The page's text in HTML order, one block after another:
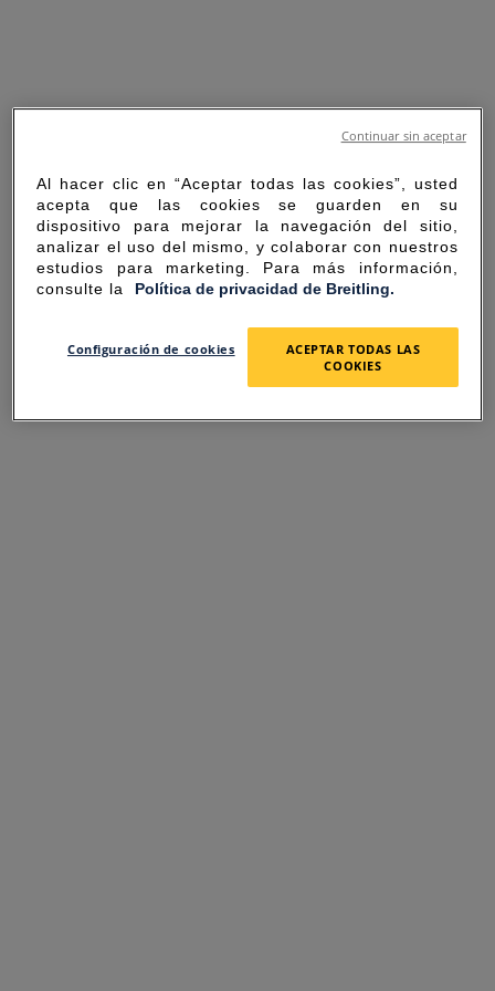
SORRY FOR THE
INCONVENIENCE
Al hacer clic en “Aceptar todas las cookies”, usted
acepta que las cookies se guarden en su
dispositivo para mejorar la navegación del sitio,
analizar el uso del mismo, y colaborar con nuestros
estudios para marketing. Para más información,
consulte la Política de privacidad de Breitling.
Configuración de cookies
ACEPTAR TODAS LAS
COOKIES
Continuar sin aceptar